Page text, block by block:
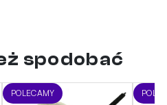
spodobać
POLECAMY